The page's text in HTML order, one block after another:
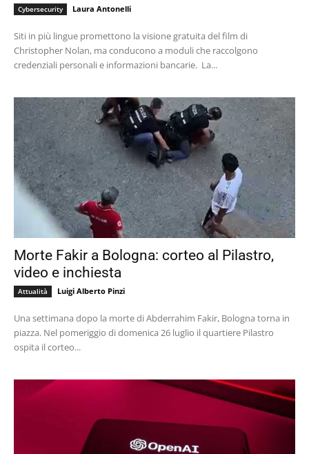
Cybersecurity Laura Antonelli
Siti in più lingue promettono la visione gratuita del film di
Christopher Nolan, ma conducono a moduli che raccolgono
credenziali personali e informazioni bancarie. La...
Morte Fakir a Bologna: corteo al Pilastro,
video e inchiesta
Attualità Luigi Alberto Pinzi
Una settimana dopo la morte di Abderrahim Fakir, Bologna torna in
piazza. Nel pomeriggio di domenica 26 luglio il quartiere Pilastro
ospita il corteo...